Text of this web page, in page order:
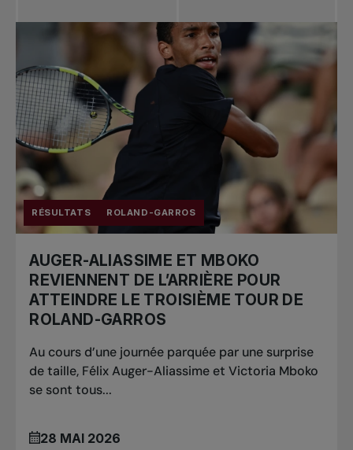
RÉSULTATS ROLAND-GARROS
AUGER-ALIASSIME ET MBOKO
REVIENNENT DE L’ARRIÈRE POUR
ATTEINDRE LE TROISIÈME TOUR DE
ROLAND-GARROS
Au cours d’une journée parquée par une surprise
de taille, Félix Auger-Aliassime et Victoria Mboko
se sont tous...
28 MAI 2026